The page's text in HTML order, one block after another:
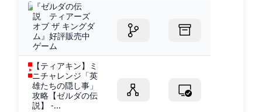
『ゼルダの伝
説 ティアーズ
オブ ザ キングダ
ム』好評販売中
ゲーム
【ティアキン】ミ
ニチャレンジ「英
雄たちの隠し事」
攻略【ゼルダの伝
説】 -...